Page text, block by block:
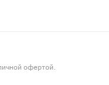
офертой.